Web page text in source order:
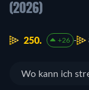
(2026)
250. +26
Wo kann ich